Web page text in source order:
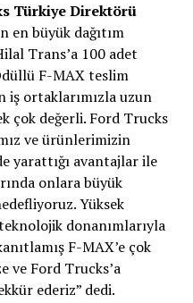
Türkiye Direktörü
en büyük dağıtım
Trans’a 100 adet
F-MAX teslim
ortaklarımızla uzun
çok değerli. Ford Trucks
ve ürünlerimizin
yarattığı avantajlar ile
onlara büyük
Yüksek
donanımlarıyla
F-MAX’e çok
ve Ford Trucks’a
ederiz” dedi.